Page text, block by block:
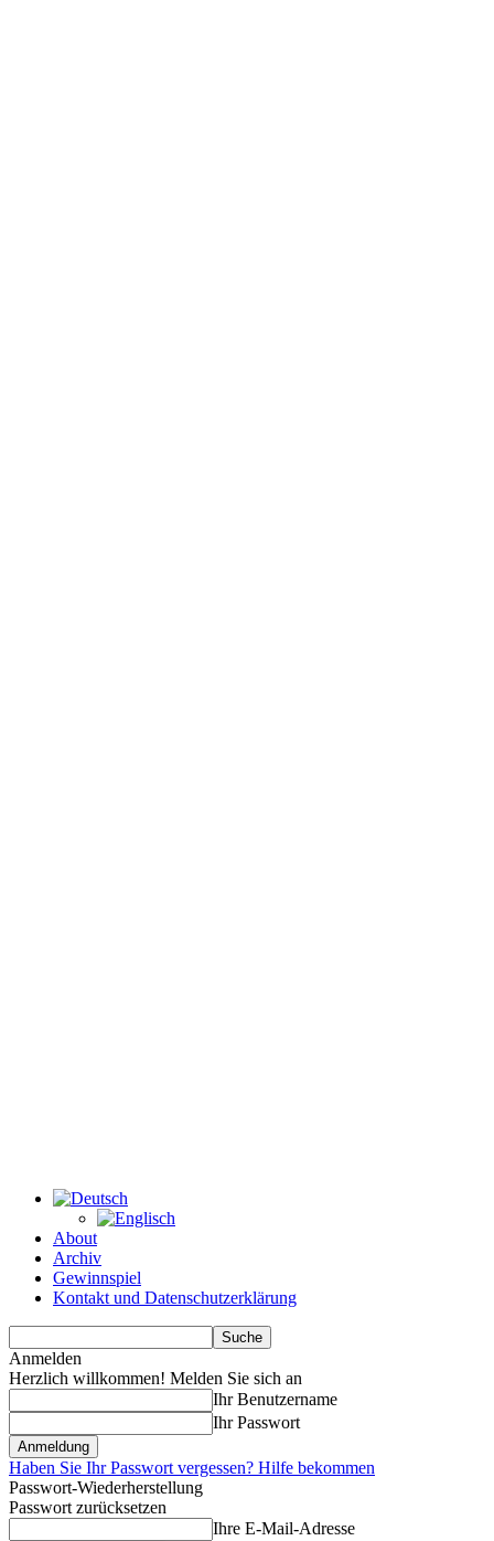
About
Archiv
Gewinnspiel
Kontakt und Datenschutzerklärung
Anmelden
Herzlich willkommen! Melden Sie sich an
Ihr Benutzername
Ihr Passwort
Haben Sie Ihr Passwort vergessen? Hilfe bekommen
Passwort-Wiederherstellung
Passwort zurücksetzen
Ihre E-Mail-Adresse